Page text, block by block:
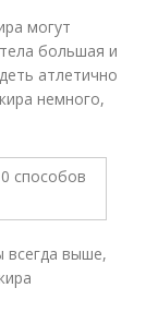
могут
большая и
атлетично
немного,
всегда выше,